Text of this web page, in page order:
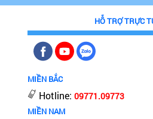
HỖ TRỢ TRỰC
MIỀN BẮC
Hotline:09771.09773
MIỀN NAM